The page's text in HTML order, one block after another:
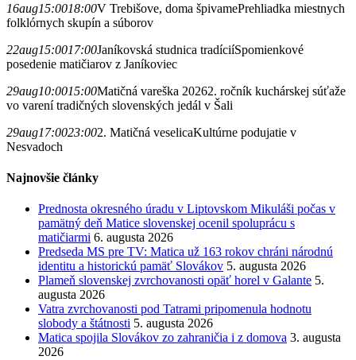
16aug15:0018:00V Trebišove, doma špivamePrehliadka miestnych
folklórnych skupín a súborov
22aug15:0017:00Janíkovská studnica tradíciíSpomienkové
posedenie matičiarov z Janíkoviec
29aug10:0015:00Matičná vareška 20262. ročník kuchárskej súťaže
vo varení tradičných slovenských jedál v Šali
29aug17:0023:002. Matičná veselicaKultúrne podujatie v
Nesvadoch
Najnovšie články
Prednosta okresného úradu v Liptovskom Mikuláši počas v
pamätný deň Matice slovenskej ocenil spoluprácu s
matičiarmi 6. augusta 2026
Predseda MS pre TV: Matica už 163 rokov chráni národnú
identitu a historickú pamäť Slovákov 5. augusta 2026
Plameň slovenskej zvrchovanosti opäť horel v Galante 5.
augusta 2026
Vatra zvrchovanosti pod Tatrami pripomenula hodnotu
slobody a štátnosti 5. augusta 2026
Matica spojila Slovákov zo zahraničia i z domova 3. augusta
2026